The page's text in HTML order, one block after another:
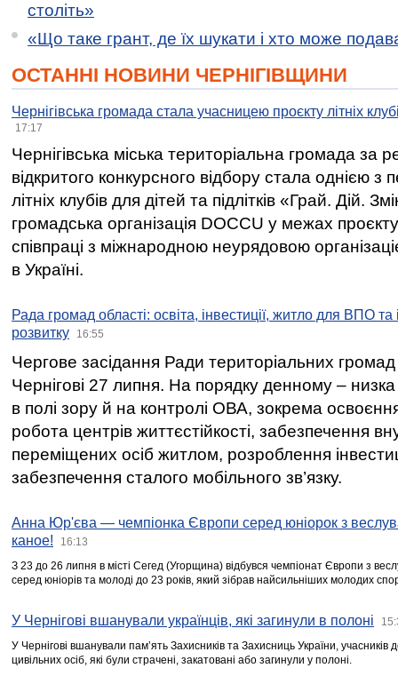
століть»
«Що таке грант, де їх шукати і хто може
ОСТАННІ НОВИНИ ЧЕРНІГІВЩИНИ
Чернігівська громада стала учасницею проєкту літніх
17:17
Чернігівська міська територіальна громада за
відкритого конкурсного відбору стала однією
літніх клубів для дітей та підлітків «Грай. Дій.
громадська організація DOCCU у межах
співпраці з міжнародною неурядовою
в Україні.
Рада громад області: освіта, інвестиції, житло для ВПО
розвитку
16:55
Чергове засідання Ради територіальних громад
Чернігові 27 липня. На порядку денному –
в полі зору й на контролі ОВА, зокрема освоєння
робота центрів життєстійкості, забезпечення
переміщених осіб житлом, розроблення
забезпечення сталого мобільного зв’язку.
Анна Юр'єва — чемпіонка Європи серед юніорок з
каное!
16:13
З 23 до 26 липня в місті Сегед (Угорщина) відбувся чемпіонат Європи з
серед юніорів та молоді до 23 років, який зібрав найсильніших молодих
У Чернігові вшанували українців, які загинули в полоні
У Чернігові вшанували пам’ять Захисників та Захисниць України,
цивільних осіб, які були страчені, закатовані або загинули у полоні.